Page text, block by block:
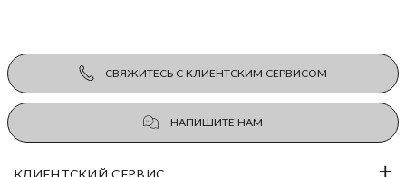
СВЯЖИТЕСЬ С КЛИЕНТСКИМ СЕРВИСОМ
НАПИШИТЕ НАМ
КЛИЕНТСКИЙ СЕРВИС